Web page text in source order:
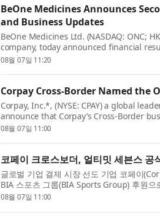
BeOne Medicines Announces
and Business Updates
BeOne Medicines Ltd. (NASDAQ: ONC;
company, today announced financial
quarter of 2026. John V. Oyler, Co-
08월 07일 11:20
Corpay Cross-Border Named the
Corpay, Inc.*, (NYSE: CPAY) a global
announce that Corpay’s Cross-Border
Ultimate Sevens, a new global rugby
08월 07일 11:00
코페이 크로스보더, 얼티밋 세븐스 공
글로벌 기업 결제 시장 선도 기업 코페이
BIA 스포츠 그룹(BIA Sports Group) 후원
챔피언십인 ‘얼티밋 세븐스(Ulti...
08월 07일 11:00